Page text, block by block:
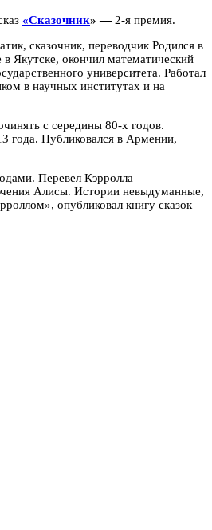
«Сказочник» — 2-я премия.
сказочник, переводчик Родился в
Якутске, окончил математический
университета. Работал
в научных институтах и на
с середины 80-х годов.
года. Публиковался в Армении,
Перевел Кэрролла
Алисы. Истории невыдуманные,
опубликовал книгу сказок